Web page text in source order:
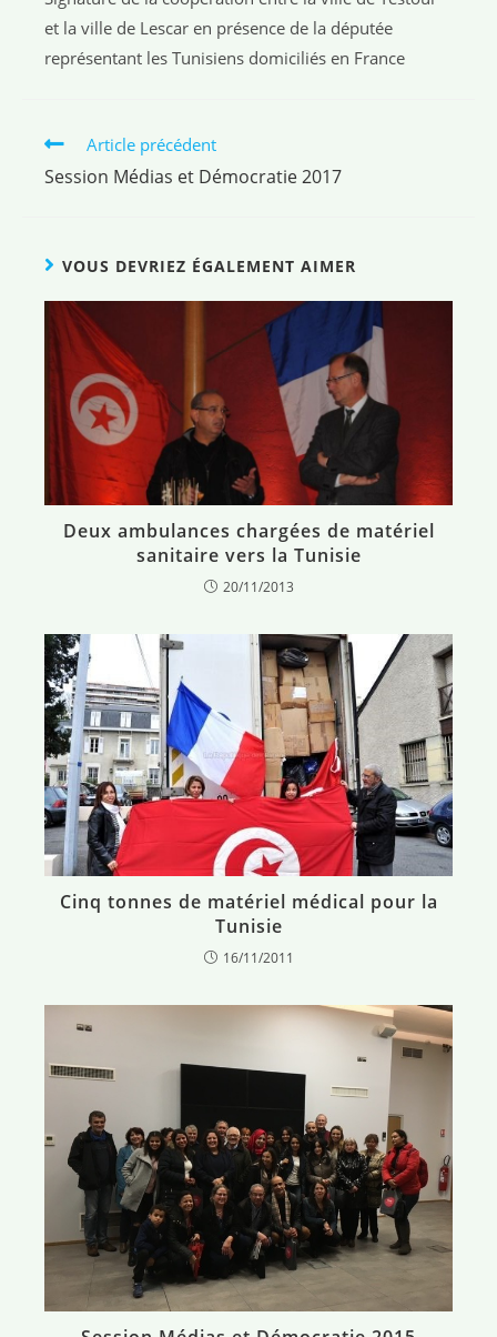
et la ville de Lescar en présence de la députée
représentant les Tunisiens domiciliés en France
Article précédent
Session Médias et Démocratie 2017
VOUS DEVRIEZ ÉGALEMENT AIMER
Deux ambulances chargées de matériel
sanitaire vers la Tunisie
20/11/2013
Cinq tonnes de matériel médical pour la
Tunisie
16/11/2011